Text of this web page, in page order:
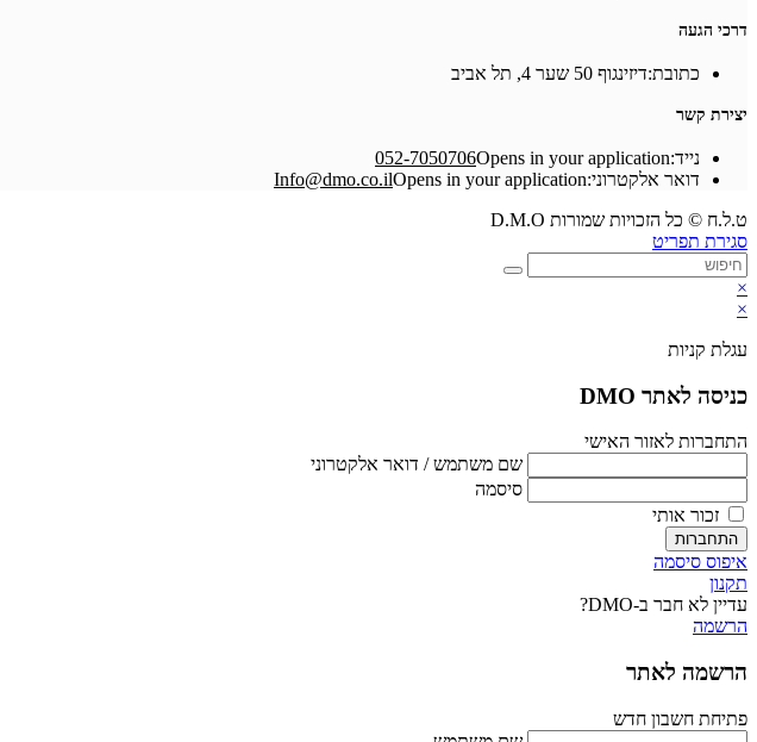
דרכי הגעה
כתובת:דיזינגוף 50 שער 4, תל אביב
יצירת קשר
נייד: 052-7050706Opens in your application
דואר אלקטרוני:
Info@dmo.co.ilOpens in your application
ט.ל.ח © כל הזכויות שמורות D.M.O
סגירת תפריט
×
×
עגלת קניות
כניסה לאתר DMO
התחברות לאזור האישי
שם משתמש / דואר אלקטרוני
סיסמה
זכור אותי
התחברות
איפוס סיסמה
תקנון
עדיין לא חבר ב-DMO?
הרשמה
הרשמה לאתר
פתיחת חשבון חדש